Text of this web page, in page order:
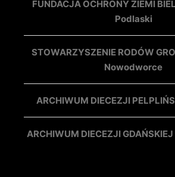
FUNDACJA OCHRONY ZIEMI
Podlaski
STOWARZYSZENIE RODÓW
Nowodworce
ARCHIWUM DIECEZJI
ARCHIWUM DIECEZJI